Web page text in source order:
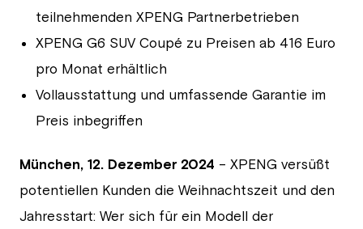
teilnehmenden XPENG Partnerbetrieben
XPENG G6 SUV Coupé zu Preisen ab 416 Euro
pro Monat erhältlich
Vollausstattung und umfassende Garantie im
Preis inbegriffen
München, 12. Dezember 2024 – XPENG versüßt
potentiellen Kunden die Weihnachtszeit und den
Jahresstart: Wer sich für ein Modell der